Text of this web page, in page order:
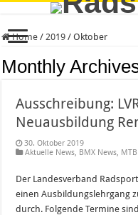
Home / 2019 / Oktober
Monthly
Ausschreibung:
Neuausbildung
30. Oktober 2019
Aktuelle News, BMX News,
Der Landesverband
einen Ausbildungslehrgang
durch. Folgende Termine